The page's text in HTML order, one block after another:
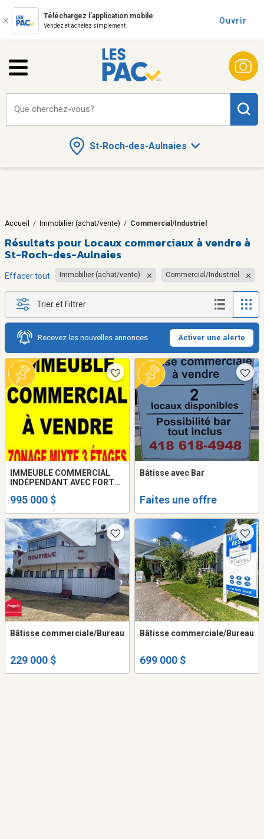
Téléchargez l'application mobile
Vendez et achetez simplement
Ouvrir
St-Roch-des-Aulnaies
Que cherchez-vous?
Accueil / Immobilier (achat/vente) / Commercial/Industriel
Résultats pour Locaux commerciaux à vendre à
St-Roch-des-Aulnaies
Effacer tout Immobilier (achat/vente) Commercial/Industriel
Trier et Filtrer
Recevez les nouvelles annonces Activer une alerte
IMMEUBLE COMMERCIAL
INDÉPENDANT AVEC FORT
REDÉVELOPPEMENT
995 000 $
Bâtisse avec Bar
Faites une offre
Bâtisse commerciale/Bureau
229 000 $
Bâtisse commerciale/Bureau
699 000 $